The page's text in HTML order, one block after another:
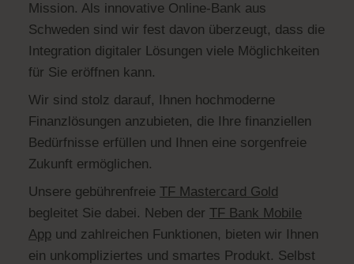
Mission. Als innovative Online-Bank aus
Schweden sind wir fest davon überzeugt, dass die
Integration digitaler Lösungen viele Möglichkeiten
für Sie eröffnen kann.
Wir sind stolz darauf, Ihnen hochmoderne
Finanzlösungen anzubieten, die Ihre finanziellen
Bedürfnisse erfüllen und Ihnen eine sorgenfreie
Zukunft ermöglichen.
Unsere gebührenfreie TF Mastercard Gold
begleitet Sie dabei. Neben der TF Bank Mobile
Appund zahlreichen Funktionen, bieten wir Ihnen
ein unkompliziertes und smartes Produkt. Selbst